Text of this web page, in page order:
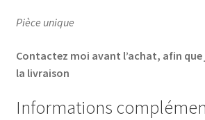
Pièce unique
Contactez moi avant l’achat, afin que
la livraison
Informations